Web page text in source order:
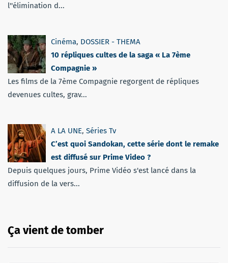
l''élimination d...
Cinéma, DOSSIER - THEMA
10 répliques cultes de la saga « La 7ème
Compagnie »
Les films de la 7ème Compagnie regorgent de répliques
devenues cultes, grav...
A LA UNE, Séries Tv
C’est quoi Sandokan, cette série dont le remake
est diffusé sur Prime Video ?
Depuis quelques jours, Prime Vidéo s'est lancé dans la
diffusion de la vers...
Ça vient de tomber